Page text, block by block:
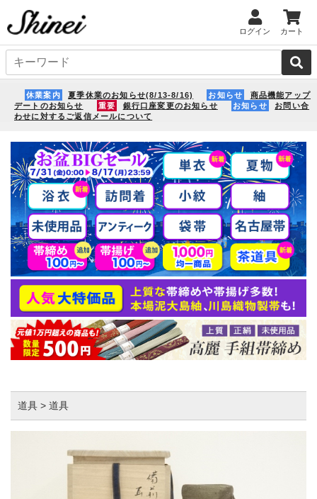
ログイン カート
休業案内 夏季休業のお知らせ(8/13-8/16) お知らせ
商品機能アップ
デートのお知らせ
重要 銀行口座変更のお知らせ お知らせ
お問い合
わせに対するご返信メールについて
道具 > 道具